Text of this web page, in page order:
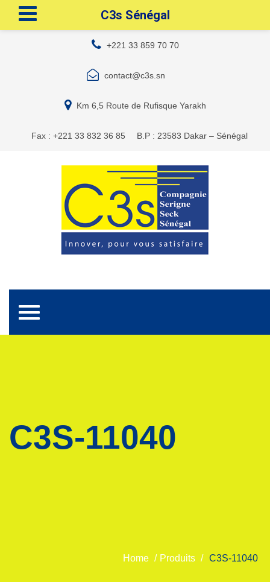
+221 33 859 70 70
contact@c3s.sn
Km 6,5 Route de Rufisque Yarakh
Fax : +221 33 832 36 85 B.P : 23583 Dakar – Sénégal
Toggle navigation
C3S-11040
Home / Produits / C3S-11040
C3s Sénégal